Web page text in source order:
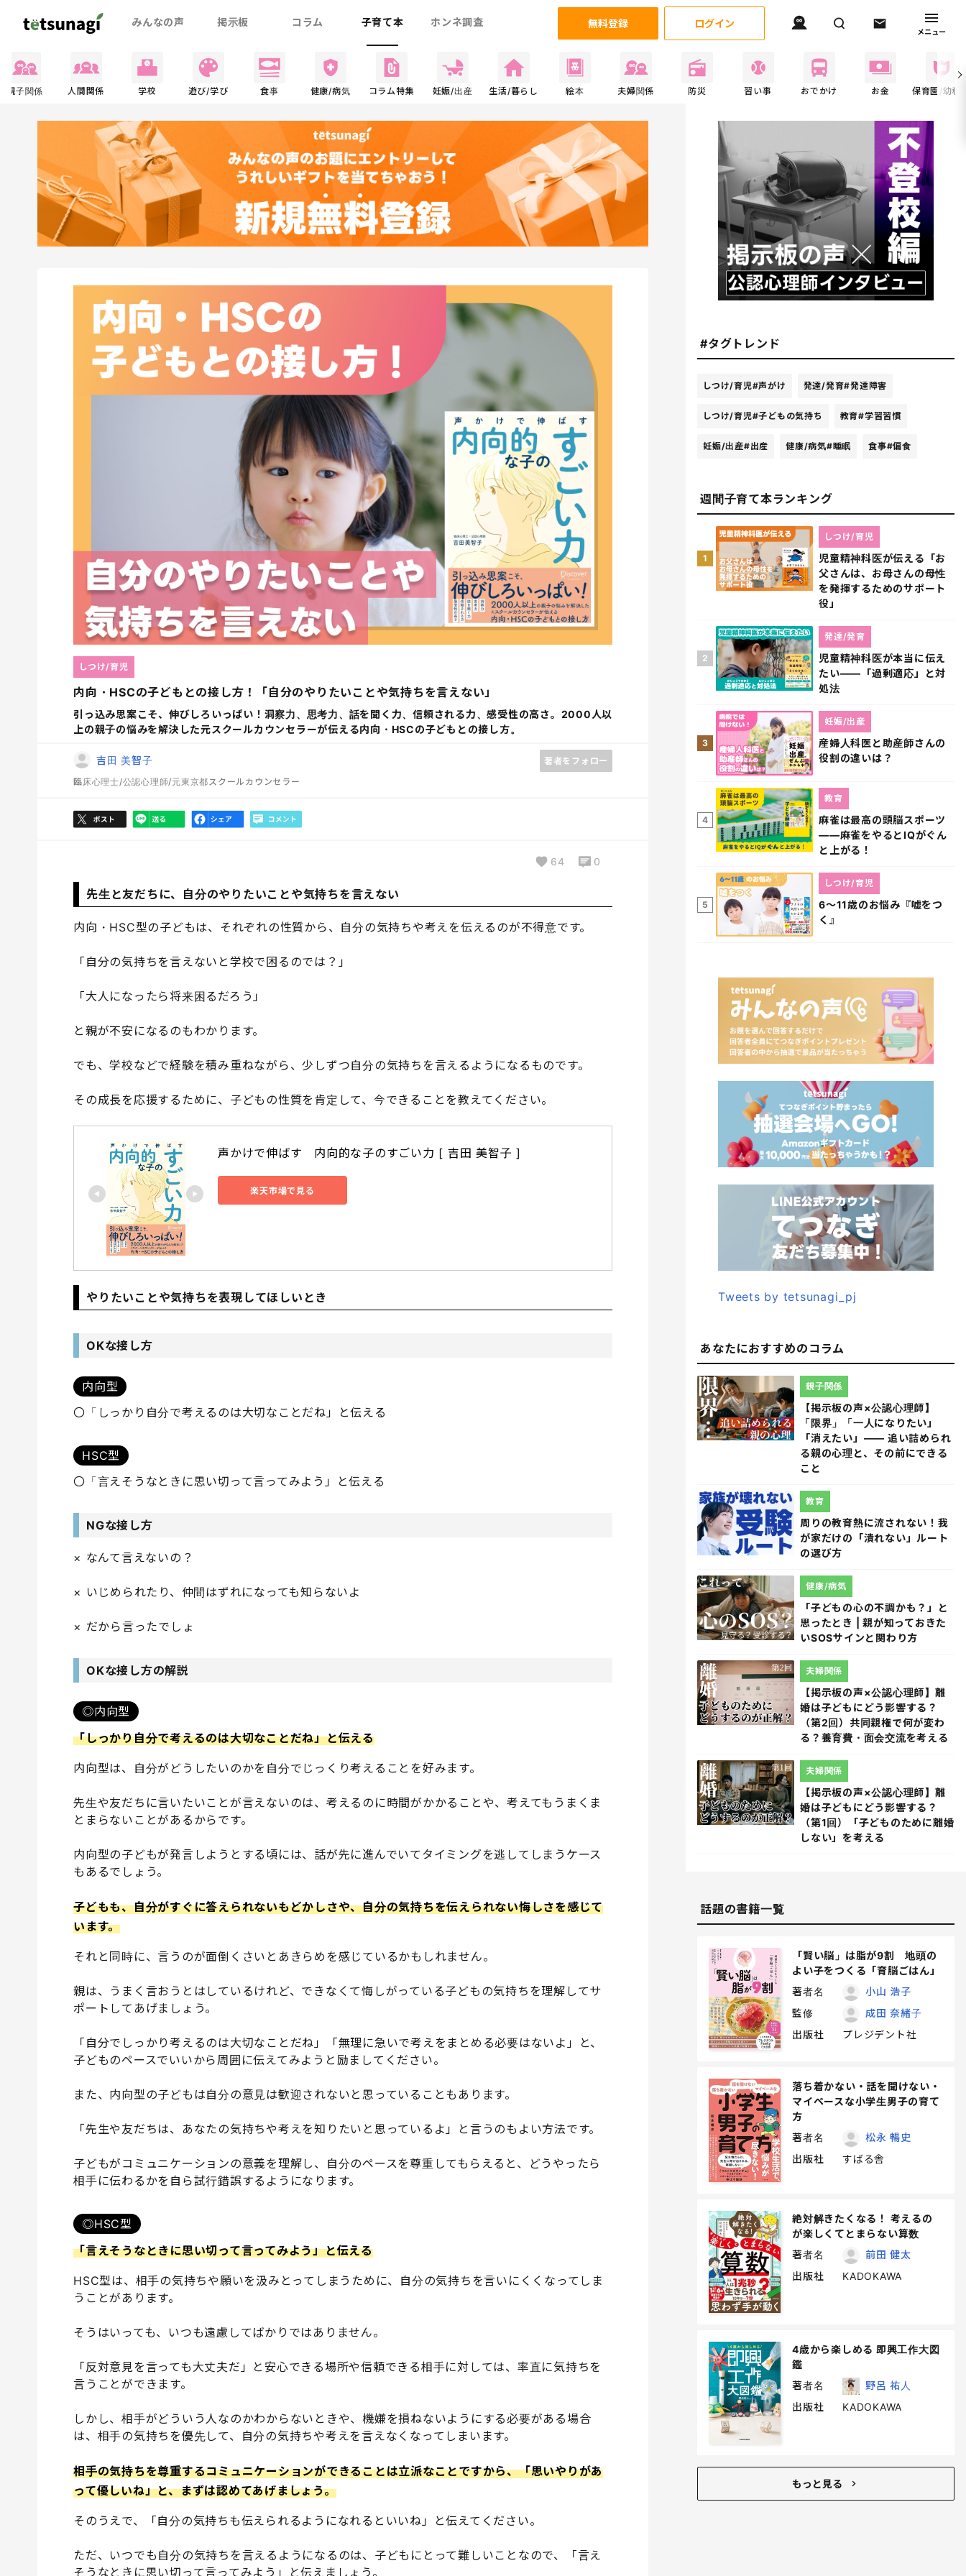
みんなの声 掲示板 コラム 子育て本 ホンネ調査 無料登録 ログイン
メニュー
親子関係 人間関係 学校 遊び/学び 食事 健康/病気 コラム特集 妊娠/出産 生活/暮らし 絵本 夫婦関係 防災 習い事 おでかけ お金 保育園/幼稚
内向・HSCの子どもとの接し方！「自分のやりたいことや気持ちを言えない」
引っ込み思案こそ、伸びしろいっぱい！洞察力、思考力、話を聞く力、信頼される力、感受性の高さ。2000人以
上の親子の悩みを解決した元スクールカウンセラーが伝える内向・HSCの子どもとの接し方。
しつけ/育児
吉田 美智子
著者をフォロー
臨床心理士/公認心理師/元東京都スクールカウンセラー
64 0
先生と友だちに、自分のやりたいことや気持ちを言えない
内向・HSC型の子どもは、それぞれの性質から、自分の気持ちや考えを伝えるのが不得意です。
「自分の気持ちを言えないと学校で困るのでは？」
「大人になったら将来困るだろう」
と親が不安になるのもわかります。
でも、学校などで経験を積み重ねながら、少しずつ自分の気持ちを言えるようになるものです。
その成長を応援するために、子どもの性質を肯定して、今できることを教えてください。
声かけで伸ばす　内向的な子のすごい力 [ 吉田 美智子 ]
楽天市場で見る
やりたいことや気持ちを表現してほしいとき
OKな接し方
内向型
〇「しっかり自分で考えるのは大切なことだね」と伝える
HSC型
〇「言えそうなときに思い切って言ってみよう」と伝える
NGな接し方
× なんて言えないの？
× いじめられたり、仲間はずれになっても知らないよ
× だから言ったでしょ
OKな接し方の解説
◎内向型
「しっかり自分で考えるのは大切なことだね」と伝える
内向型は、自分がどうしたいのかを自分でじっくり考えることを好みます。
先生や友だちに言いたいことが言えないのは、考えるのに時間がかかることや、考えてもうまくま
とまらないことがあるからです。
内向型の子どもが発言しようとする頃には、話が先に進んでいてタイミングを逃してしまうケース
もあるでしょう。
子どもも、自分がすぐに答えられないもどかしさや、自分の気持ちを伝えられない悔しさを感じて
います。
それと同時に、言うのが面倒くさいとあきらめを感じているかもしれません。
親は、うまく言おうとはしているけれど、できなくて悔しがっている子どもの気持ちを理解してサ
ポートしてあげましょう。
「自分でしっかり考えるのは大切なことだね」「無理に急いで考えをまとめる必要はないよ」と、
子どものペースでいいから周囲に伝えてみようと励ましてください。
また、内向型の子どもは自分の意見は歓迎されないと思っていることもあります。
「先生や友だちは、あなたの気持ちや考えを知りたいと思っているよ」と言うのもよい方法です。
子どもがコミュニケーションの意義を理解し、自分のペースを尊重してもらえると、どうやったら
相手に伝わるかを自ら試行錯誤するようになります。
◎HSC型
「言えそうなときに思い切って言ってみよう」と伝える
HSC型は、相手の気持ちや願いを汲みとってしまうために、自分の気持ちを言いにくくなってしま
うことがあります。
そうはいっても、いつも遠慮してばかりではありません。
「反対意見を言っても大丈夫だ」と安心できる場所や信頼できる相手に対しては、率直に気持ちを
言うことができます。
しかし、相手がどういう人なのかわからないときや、機嫌を損ねないようにする必要がある場合
は、相手の気持ちを優先して、自分の気持ちや考えを言えなくなってしまいます。
相手の気持ちを尊重するコミュニケーションができることは立派なことですから、「思いやりがあ
って優しいね」と、まずは認めてあげましょう。
そのうえで、「自分の気持ちも伝えられるようになれるといいね」と伝えてください。
ただ、いつでも自分の気持ちを言えるようになるのは、子どもにとって難しいことなので、「言え
そうなときに思い切って言ってみよう」と伝えましょう。
#タグトレンド
しつけ/育児#声がけ 発達/発育#発達障害
しつけ/育児#子どもの気持ち 教育#学習習慣
妊娠/出産#出産 健康/病気#睡眠 食事#偏食
週間子育て本ランキング
1
児童精神科医が伝える「お
父さんは、お母さんの母性
を発揮するためのサポート
役」
しつけ/育児
2
児童精神科医が本当に伝え
たい――「過剰適応」と対
処法
発達/発育
3
産婦人科医と助産師さんの
役割の違いは？
妊娠/出産
4
麻雀は最高の頭脳スポーツ
――麻雀をやるとIQがぐん
と上がる！
教育
5
6～11歳のお悩み『嘘をつ
く』
しつけ/育児
Tweets by tetsunagi_pj
あなたにおすすめのコラム
【掲示板の声×公認心理師】
「限界」「一人になりたい」
「消えたい」―― 追い詰められ
る親の心理と、その前にできる
こと
親子関係
周りの教育熱に流されない！我
が家だけの「潰れない」ルート
の選び方
教育
「子どもの心の不調かも？」と
思ったとき | 親が知っておきた
いSOSサインと関わり方
健康/病気
【掲示板の声×公認心理師】離
婚は子どもにどう影響する？
（第2回）共同親権で何が変わ
る？養育費・面会交流を考える
夫婦関係
【掲示板の声×公認心理師】離
婚は子どもにどう影響する？
（第1回）「子どものために離婚
しない」を考える
夫婦関係
話題の書籍一覧
「賢い脳」は脂が9割 地頭の
よい子をつくる「育脳ごはん」
著者名
小山 浩子
監修
成田 奈緒子
出版社
プレジデント社
落ち着かない・話を聞けない・
マイペースな小学生男子の育て
方
著者名
松永 暢史
出版社
すばる舎
絶対解きたくなる！ 考えるの
が楽しくてとまらない算数
著者名
前田 健太
出版社
KADOKAWA
4歳から楽しめる 即興工作大図
鑑
著者名
野呂 祐人
出版社
KADOKAWA
もっと見る